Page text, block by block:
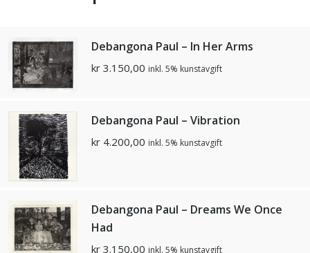
Debangona Paul – In Her Arms
kr 3.150,00 inkl. 5% kunstavgift
Debangona Paul – Vibration
kr 4.200,00 inkl. 5% kunstavgift
Debangona Paul – Dreams We Once
Had
kr 3.150,00 inkl. 5% kunstavgift